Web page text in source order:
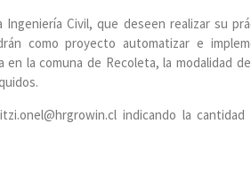
Ingeniería Civil, que deseen realizar su
como proyecto automatizar e
en la comuna de Recoleta, la modalidad
indicando la